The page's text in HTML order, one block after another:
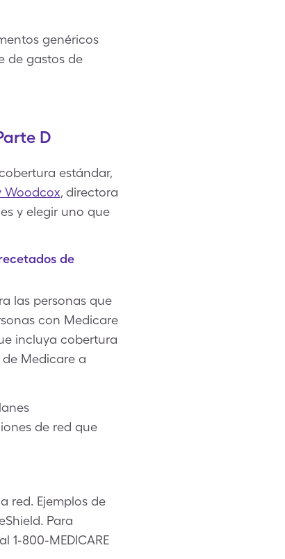
genéricos
de gastos de
D
estándar,
Woodcox, directora
y elegir uno que
de
las personas que
con Medicare
incluya cobertura
Medicare a
de red que
red. Ejemplos de
Para
800-MEDICARE